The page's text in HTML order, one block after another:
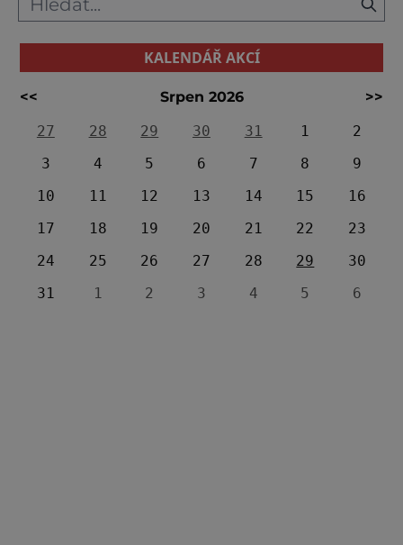
KALENDÁŘ AKCÍ
<< Srpen 2026
>>
27
28 29 30 31 1
2
3
4 5 6 7 8
9
10
11 12 13 14 15
16
17
18 19 20 21 22
23
24
25 26 27 28 29
30
31
1 2 3 4 5 6